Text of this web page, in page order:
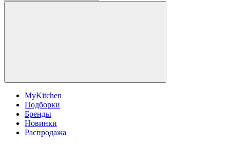
MyKitchen
Подборки
Бренды
Новинки
Распродажа